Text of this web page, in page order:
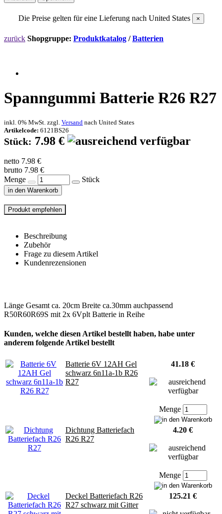
Die Preise gelten für eine Lieferung nach United States ×
zurück Shopgruppe: Produktkatalog /Batterien
Spanngummi Batterie R26 R27
inkl. 0% MwSt. zzgl. Versand nach United States
Artikelcode: 6121BS26
Stück: 7.98 €
netto 7.98 €
brutto 7.98 €
Menge
Stück
in den Warenkorb
Beschreibung
Zubehör
Frage zu diesem Artikel
Kundenrezensionen
Länge Gesamt ca. 20cm Breite ca.30mm auchpassend
R50R60R69S mit 2x 6Vplt Batterie in Reihe
Kunden, welche diesen Artikel bestellt haben, habe unter
anderem folgende Artikel bestellt
Batterie 6V 12AH Gel
schwarz 6n11a-1b R26
R27
41.18 €
Menge
Dichtung Batteriefach
R26 R27
4.20 €
Menge
Deckel Batteriefach R26
R27 schwarz mit Gitter
125.21 €